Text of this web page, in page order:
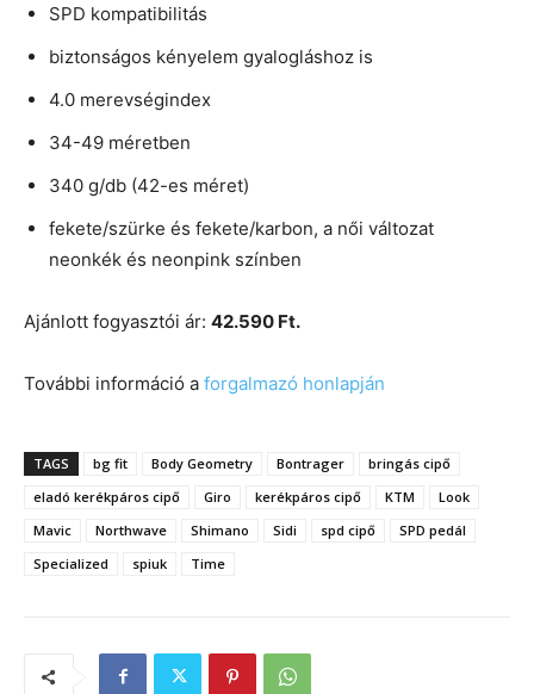
SPD kompatibilitás
biztonságos kényelem gyalogláshoz is
4.0 merevségindex
34-49 méretben
340 g/db (42-es méret)
fekete/szürke és fekete/karbon, a női változat
neonkék és neonpink színben
Ajánlott fogyasztói ár: 42.590 Ft.
További információ a forgalmazó honlapján
TAGS bg fit Body Geometry Bontrager
bringás cipő
eladó kerékpáros cipő
Giro kerékpáros cipő KTM
Look
Mavic
Northwave Shimano Sidi spd cipő
SPD pedál
Specialized
spiuk Time